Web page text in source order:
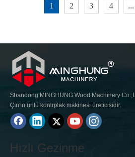
1 2 3 4 ...
Shandong MINGHUNG Wood Machinery
Çin'in ünlü kontrplak makinesi üreticisidir.
Hızlı Gezinme